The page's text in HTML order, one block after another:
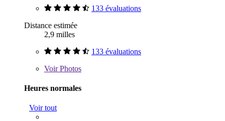
133 évaluations
Distance estimée
2,9 milles
133 évaluations
VoirPhotos
Heures normales
Voir tout